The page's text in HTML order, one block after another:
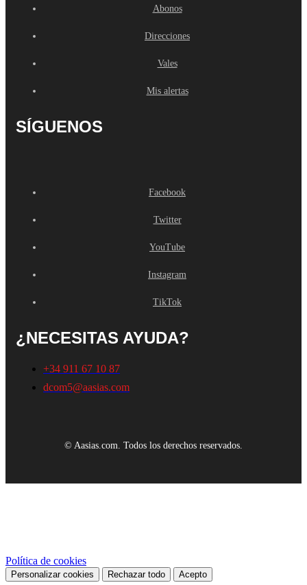
Abonos
Direcciones
Vales
Mis alertas
SÍGUENOS
Facebook
Twitter
YouTube
Instagram
TikTok
¿NECESITAS AYUDA?
+34 911 67 10 87
dcom5@aasias.com
© Aasias.com. Todos los derechos reservados.
Política de cookies
Personalizar cookies Rechazar todo Acepto